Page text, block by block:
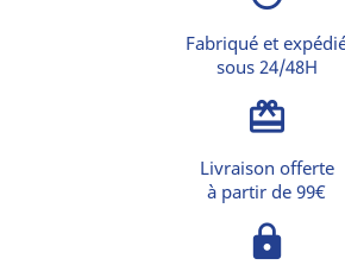
Fabriqué et
sous 24/48H
card_giftcard
Livraison offerte
à partir de 99€
lock